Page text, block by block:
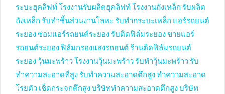
ระบะฮุคลิฟท์ โรงงานรับผลิตฮุคลิฟท์ โรงงานถังเหล็ก รับผลิต
ถังเหล็ก รับทำชิ้นส่วนงานโลหะ รับทำกระบะเหล็ก แอร์รถยนต์
ระยองซ่อมแอร์รถยนต์ระยอง รับติดฟิล์มระยองขายแอร์
รถยนต์ระยอง ฟิล์มกรองแสงรถยนต์ ร้านติดฟิล์มรถยนต์
ระยอง วุ้นมะพร้าว โรงงานวุ้นมะพร้าว รับทำวุ้นมะพร้าว รับ
ทำความสะอาดที่สูง รับทำความสะอาดตึกสูงทำความสะอาด
โรยตัว เช็ดกระจกตึกสูงบริษัททำความสะอาดตึกสูงบริษัท